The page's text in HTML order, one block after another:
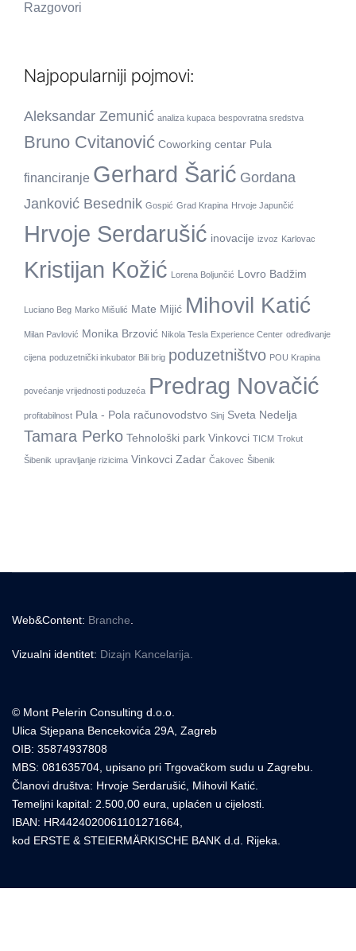
Razgovori
Najpopularniji pojmovi:
Aleksandar Zemunić analiza kupaca bespovratna sredstva
Bruno Cvitanović Coworking centar Pula
financiranje Gerhard Šarić Gordana
Janković Besednik Gospić Grad Krapina Hrvoje Japunčić
Hrvoje Serdarušić inovacije izvoz Karlovac
Kristijan Kožić Lorena Boljunčić Lovro Badžim
Luciano Beg Marko Mišulić Mate Mijić Mihovil Katić
Milan Pavlović Monika Brzović Nikola Tesla Experience Center određivanje
cijena poduzetnički inkubator Bili brig poduzetništvo POU Krapina
povećanje vrijednosti poduzeća Predrag Novačić
profitabilnost Pula - Pola računovodstvo Sinj Sveta Nedelja
Tamara Perko Tehnološki park Vinkovci TICM Trokut
Šibenik upravljanje rizicima Vinkovci Zadar Čakovec Šibenik
Web&Content: Branche.
Vizualni identitet: Dizajn Kancelarija.
© Mont Pelerin Consulting d.o.o.
Ulica Stjepana Bencekovića 29A, Zagreb
OIB: 35874937808
MBS: 081635704, upisano pri Trgovačkom sudu u Zagrebu.
Članovi društva: Hrvoje Serdarušić, Mihovil Katić.
Temeljni kapital: 2.500,00 eura, uplaćen u cijelosti.
IBAN: HR4424020061101271664,
kod ERSTE & STEIERMÄRKISCHE BANK d.d. Rijeka.